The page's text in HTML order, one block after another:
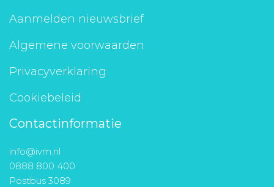
Aanmelden nieuwsbrief
Algemene voorwaarden
Privacyverklaring
Cookiebeleid
Contactinformatie
info@ivm.nl
0888 800 400
Postbus 3089